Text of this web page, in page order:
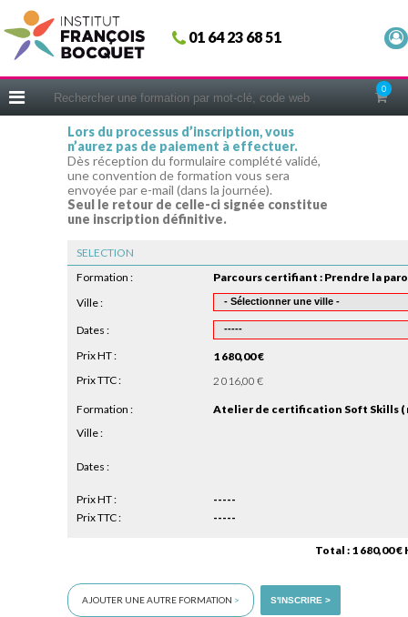
01 64 23 68 51
0
Fermer
ACCUEIL
CERIFICATIONS
INTRAS | SUR-MESURE
COACHING
EN PRATIQUE
CONSEILS MICRO-COACHING
PODCAST
WEBINAIRES
QUESTIONNAIRE GRATUIT
Lors du processus d’inscription, vous
n’aurez pas de paiement à effectuer.
Dès réception du formulaire complété validé,
une convention de formation vous sera
envoyée par e-mail (dans la journée).
Seul le retour de celle-ci signée constitue
une inscription définitive.
Total : 1 680,00 €
Formation :
Ville :
Dates :
Prix HT :
1 680,00 €
Prix TTC :
2 016,00 €
SELECTION
Formation :
Atelier de certification Soft Skills (
Ville :
Dates :
Prix HT :
-----
Prix TTC :
-----
AJOUTER UNE AUTRE FORMATION > S'INSCRIRE >